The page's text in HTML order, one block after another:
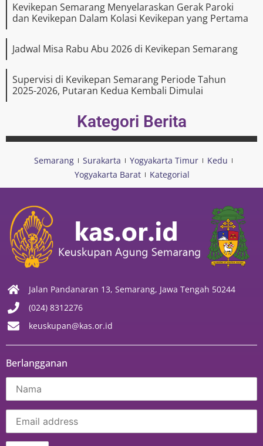
Kevikepan Semarang Menyelaraskan Gerak Paroki
dan Kevikepan Dalam Kolasi Kevikepan yang Pertama
Jadwal Misa Rabu Abu 2026 di Kevikepan Semarang
Supervisi di Kevikepan Semarang Periode Tahun
2025-2026, Putaran Kedua Kembali Dimulai
Kategori Berita
Semarang Surakarta Yogyakarta Timur
Kedu
Yogyakarta Barat
Kategorial
Jalan Pandanaran 13, Semarang, Jawa Tengah 50244
(024) 8312276
keuskupan@kas.or.id
Berlangganan